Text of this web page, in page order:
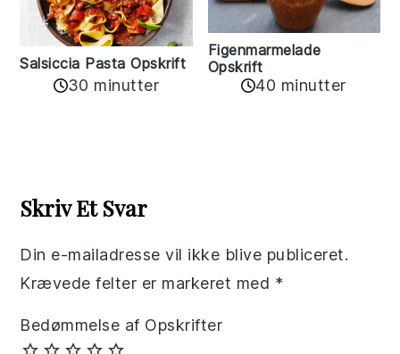
Salsiccia Pasta Opskrift
30 minutter
Figenmarmelade
Opskrift
40 minutter
Interactions
Skriv Et Svar
Din e-mailadresse vil ikke blive publiceret.
Krævede felter er markeret med *
Bedømmelse af Opskrifter